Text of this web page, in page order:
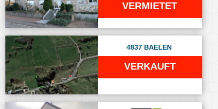
VERMIETET
4837 BAELEN
VERKAUFT